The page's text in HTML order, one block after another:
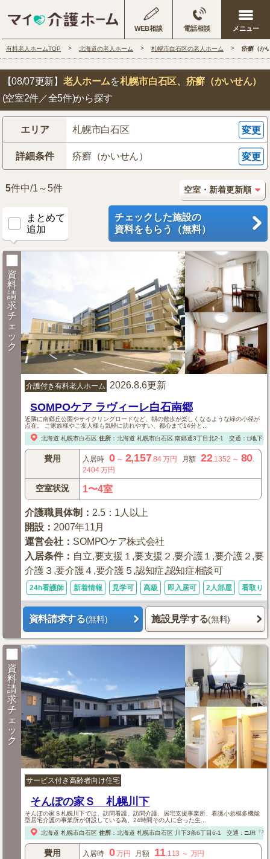
WEB相談 電話相談
有料老人ホームTOP 北海道の老人ホーム 札幌市白石区の老人ホーム 疥癬（か
【08/07更新】 老人ホームを札幌市白石区、疥癬（かいせん）
(空室2件／全5件)から探す
エリア 札幌市白石区 変更
詳細条件 疥癬（かいせん） 変更
5件中/1～5件
まとめて
追加
チェックした施設の
資料をもらう（無料）
資
料
請
求
チ
ェ
ッ
ク
介護付き有料老人ホーム 2026.8.6更新
SOMPOケア ラヴィーレ白石南郷
近隣に南郷丘公園やサイクリングロードなど、朝の散歩が楽しくなるような緑の小径が
点在。 ご家族様やご友人様も気軽に訪れやすい、都心まで14分と...
北海道 札幌市白石区 住所： 北海道 札幌市白石区南郷通3丁目北2-1 交通：□地下
費用 入居時 0～ 2,157.84万円 月額 22.1352 ～ 80.
2404万円
空室状況 1〜4室
介護職員体制 ： 2.5：1人以上
開設 ： 2007年11月
運営会社 ： SOMPOケア株式会社
入居条件： 自立,要支援１,要支援２,要介護１,要介護２,要
介護３,要介護４,要介護５,認知症,認知症相談可
24h看護師 新着情報 見学可 高級 即入居可 2人部屋 看取り可
資料請求する(無料) 施設見学する(無料)
資
料
請
求
チ
ェ
ッ
ク
サービス付き高齢者向け住宅
そんぽの家Ｓ 札幌川下
そんぽの家Ｓ札幌川下では、訪問看護、訪問介護、居宅支援事業所、看護小規模多機能
型居宅介護の事業所が併設している為、24時間その人に合った生...
北海道 札幌市白石区 住所： 北海道 札幌市白石区川下3条6丁目6-1 交通：□JR「平
費用 入居時 0万円 月額 11 .113 ～ 万円